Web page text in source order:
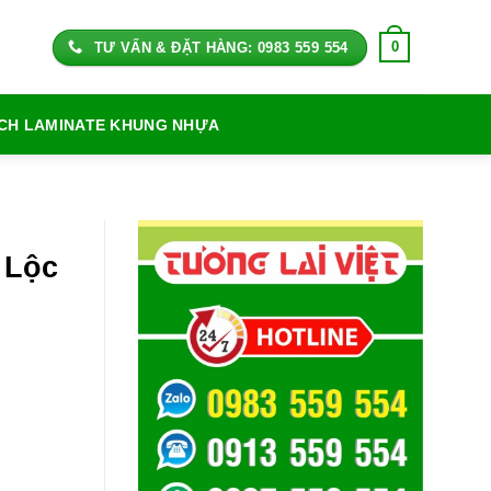
TƯ VẤN & ĐẶT HÀNG: 0983 559 554 0
LAMINATE KHUNG NHỰA